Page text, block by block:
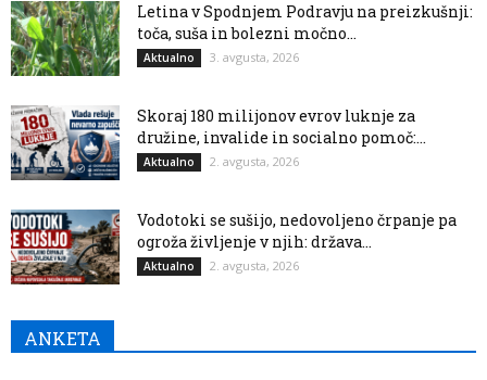
Letina v Spodnjem Podravju na preizkušnji:
toča, suša in bolezni močno...
Aktualno 3. avgusta, 2026
Skoraj 180 milijonov evrov luknje za
družine, invalide in socialno pomoč:...
Aktualno 2. avgusta, 2026
Vodotoki se sušijo, nedovoljeno črpanje pa
ogroža življenje v njih: država...
Aktualno 2. avgusta, 2026
ANKETA